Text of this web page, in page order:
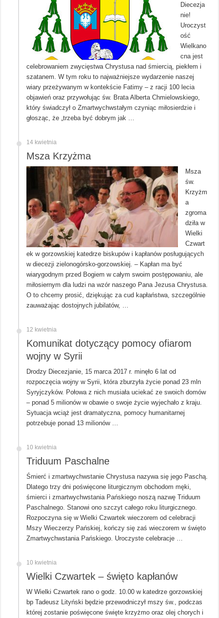
Diecezja
nie!
Uroczyst
ość
Wielkano
cna jest
celebrowaniem zwycięstwa Chrystusa nad śmiercią, piekłem i
szatanem. W tym roku to najważniejsze wydarzenie naszej
wiary przeżywanym w kontekście Fatimy – z racji 100 lecia
objawień oraz przywołując św. Brata Alberta Chmielowskiego,
który świadczył o Zmartwychwstałym czyniąc miłosierdzie i
głosząc, że „trzeba być dobrym jak …
14 kwietnia
Msza Krzyżma
Msza
św.
Krzyżm
a
zgroma
dziła w
Wielki
Czwart
ek w gorzowskiej katedrze biskupów i kapłanów posługujących
w diecezji zielonogórsko-gorzowskiej. – Kapłan ma być
wiarygodnym przed Bogiem w całym swoim postępowaniu, ale
miłosiernym dla ludzi na wzór naszego Pana Jezusa Chrystusa.
O to chcemy prosić, dziękując za cud kapłaństwa, szczególnie
zauważając dostojnych jubilatów, …
12 kwietnia
Komunikat dotyczący pomocy ofiarom
wojny w Syrii
Drodzy Diecezjanie, 15 marca 2017 r. minęło 6 lat od
rozpoczęcia wojny w Syrii, która zburzyła życie ponad 23 mln
Syryjczyków. Połowa z nich musiała uciekać ze swoich domów
– ponad 5 milionów w obawie o swoje życie wyjechało z kraju.
Sytuacja wciąż jest dramatyczna, pomocy humanitarnej
potrzebuje ponad 13 milionów …
10 kwietnia
Triduum Paschalne
Śmierć i zmartwychwstanie Chrystusa nazywa się jego Paschą.
Dlatego trzy dni poświęcone liturgicznym obchodom męki,
śmierci i zmartwychwstania Pańskiego noszą nazwę Triduum
Paschalnego. Stanowi ono szczyt całego roku liturgicznego.
Rozpoczyna się w Wielki Czwartek wieczorem od celebracji
Mszy Wieczerzy Pańskiej, kończy się zaś wieczorem w święto
Zmartwychwstania Pańskiego. Uroczyste celebracje …
10 kwietnia
Wielki Czwartek – święto kapłanów
W Wielki Czwartek rano o godz. 10.00 w katedrze gorzowskiej
bp Tadeusz Lityński będzie przewodniczył mszy św., podczas
której zostanie poświęcone święte krzyżmo oraz olej chorych i